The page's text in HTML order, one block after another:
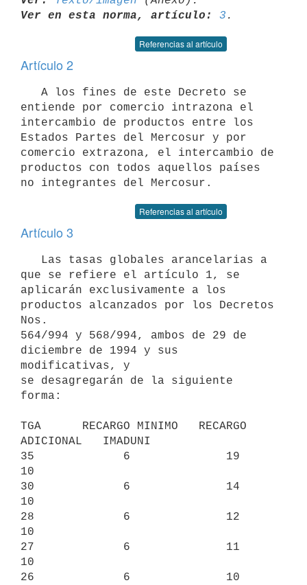
Ver en esta norma, artículo:
3
Referencias al artículo
Artículo 2
entiende por comercio intrazona el
intercambio de productos entre los
Estados Partes del Mercosur y por
comercio extrazona, el intercambio de
productos con todos aquellos países
Referencias al artículo
Artículo 3
que se refiere el artículo 1, se
aplicarán exclusivamente a los
productos alcanzados por los Decretos
Nos.
564/994 y 568/994, ambos de 29 de
diciembre de 1994 y sus
modificativas, y
se desagregarán de la siguiente
forma:
TGA      RECARGO MINIMO   RECARGO
ADICIONAL   IMADUNI
35             6              19
10
30             6              14
10
28             6              12
10
27             6              11
10
26             6              10